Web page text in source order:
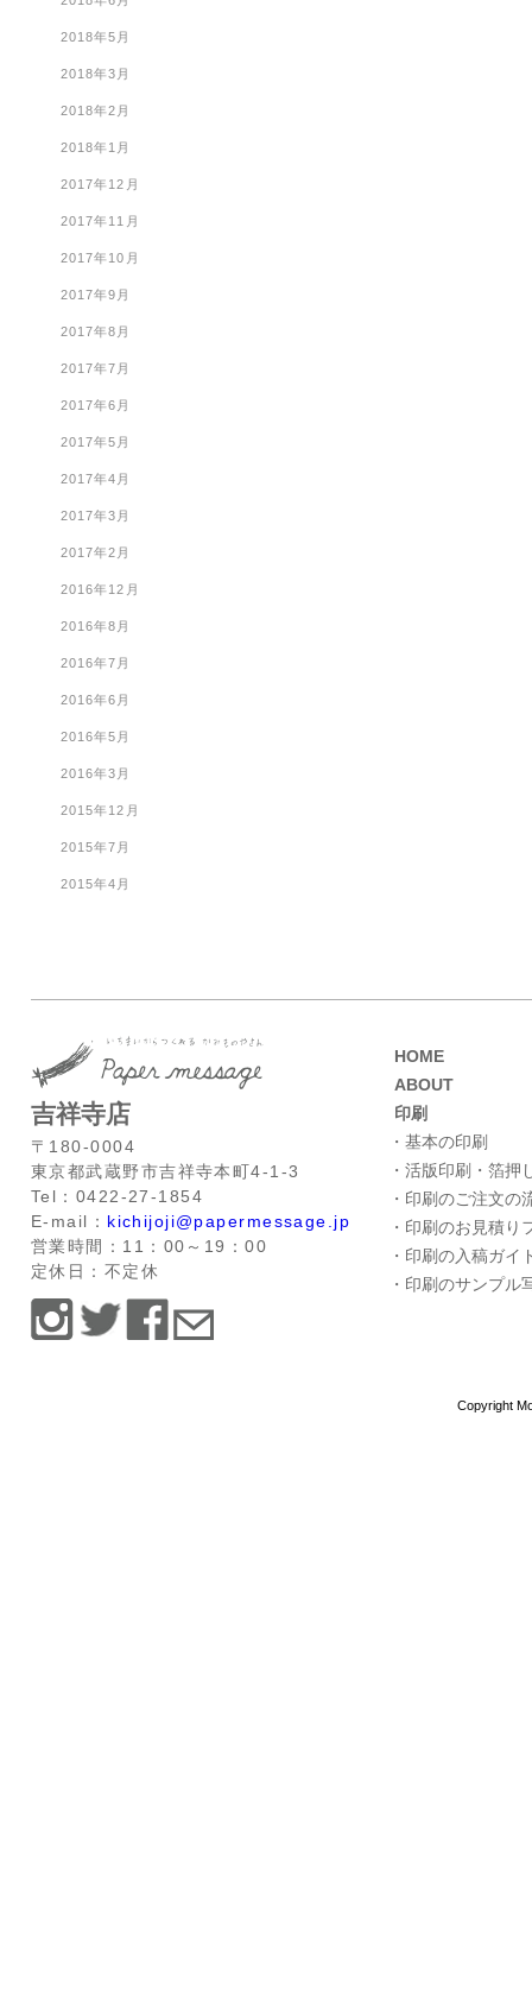
2018年5月
2018年3月
2018年2月
2018年1月
2017年12月
2017年11月
2017年10月
2017年9月
2017年8月
2017年7月
2017年6月
2017年5月
2017年4月
2017年3月
2017年2月
2016年12月
2016年8月
2016年7月
2016年6月
2016年5月
2016年3月
2015年12月
2015年7月
2015年4月
吉祥寺店
〒180-0004
東京都武蔵野市吉祥寺本町4-1-3
Tel：0422-27-1854
E-mail： kichijoji@papermessage.jp
営業時間：11：00～19：00
定休日：不定休
HOME
ABOUT
印刷
・基本の印刷
・活版印刷・箔押
・印刷のご注文の
・印刷のお見積り
・印刷の入稿ガイ
・印刷のサンプル
Copyright